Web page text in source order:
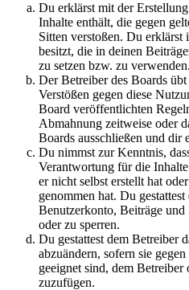
Du erklärst mit der
Inhalte enthält, die gegen
Sitten verstoßen. Du erklärst
besitzt, die in deinen
zu setzen bzw. zu verwenden.
Der Betreiber des Boards
Verstößen gegen diese
Board veröffentlichten
Abmahnung zeitweise oder
Boards ausschließen und dir
Du nimmst zur Kenntnis,
Verantwortung für die
er nicht selbst erstellt hat
genommen hat. Du
Benutzerkonto, Beiträge
oder zu sperren.
Du gestattest dem Betreiber
abzuändern, sofern sie
geeignet sind, dem
zuzufügen.